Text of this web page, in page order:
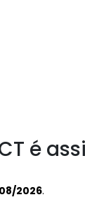
é
2026.